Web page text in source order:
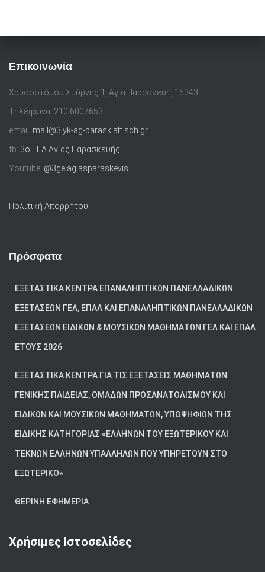
Επικοινωνία
Χρυσοστόμου Σμύρνης 1, Αγία Παρασκευή, 15343
Tηλέφωνα: 210 6007653
email: mail@3lyk-ag-parask.att.sch.gr
fb: 3ο ΓΕΛ Αγίας Παρασκευής
Youtube: @3gelagiasparaskevis
Πολιτική Απορρήτου
Πρόσφατα
ΕΞΕΤΑΣΤΙΚΆ ΚΈΝΤΡΑ ΕΠΑΝΑΛΗΠΤΙΚΏΝ ΠΑΝΕΛΛΑΔΙΚΏΝ
ΕΞΕΤΆΣΕΩΝ ΓΕΛ, ΕΠΑΛ ΚΑΙ ΕΠΑΝΑΛΗΠΤΙΚΏΝ ΠΑΝΕΛΛΑΔΙΚΏΝ
ΕΞΕΤΆΣΕΩΝ ΕΙΔΙΚΏΝ & ΜΟΥΣΙΚΏΝ ΜΑΘΗΜΆΤΩΝ ΓΕΛ ΚΑΙ ΕΠΑΛ
ΈΤΟΥΣ 2026
ΕΞΕΤΑΣΤΙΚΆ ΚΈΝΤΡΑ ΓΙΑ ΤΙΣ ΕΞΕΤΆΣΕΙΣ ΜΑΘΗΜΆΤΩΝ
ΓΕΝΙΚΉΣ ΠΑΙΔΕΊΑΣ, ΟΜΆΔΩΝ ΠΡΟΣΑΝΑΤΟΛΙΣΜΟΎ ΚΑΙ
ΕΙΔΙΚΏΝ ΚΑΙ ΜΟΥΣΙΚΏΝ ΜΑΘΗΜΆΤΩΝ, ΥΠΟΨΗΦΊΩΝ ΤΗΣ
ΕΙΔΙΚΉΣ ΚΑΤΗΓΟΡΊΑΣ «ΕΛΛΉΝΩΝ ΤΟΥ ΕΞΩΤΕΡΙΚΟΎ ΚΑΙ
ΤΈΚΝΩΝ ΕΛΛΉΝΩΝ ΥΠΑΛΛΉΛΩΝ ΠΟΥ ΥΠΗΡΕΤΟΎΝ ΣΤΟ
ΕΞΩΤΕΡΙΚΌ»
ΘΕΡΙΝΉ ΕΦΗΜΕΡΊΑ
Χρήσιμες Ιστοσελίδες